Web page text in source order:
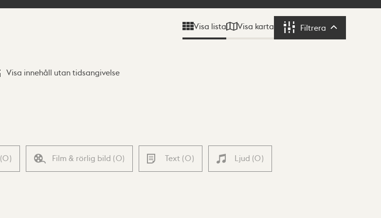
Visa lista Visa karta Filtrera Filtrera
Visa innehåll utan tidsangivelse
(0) Film & rörlig bild (0) Text (0) Ljud (0)